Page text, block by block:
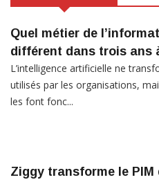
Quel métier de
différent dans trois ans
L’intelligence artificielle ne
utilisés par les organisations,
les font fonc...
Ziggy transforme le PIM